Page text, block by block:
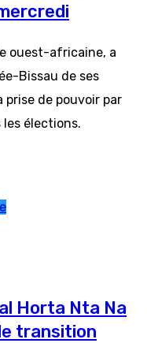
ouest-africaine, a
Bissau de ses
de pouvoir par
les élections.
Horta Nta Na
transition